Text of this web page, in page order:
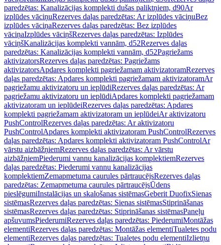
paredzētas: Kanalizācijas komplekti dušas paliktņiem, d90Ar
izplūdes vāciņuRezerves daļas paredzētas: Ar izplūdes vāciņuBez
izplūdes vāciņaRezerves daļas paredzētas: Bez izplūdes
vāciņaIzplūdes vāciņšRezerves daļas paredzētas: Izplūdes
vāciņšKanalizācijas komplekti vannām, d52Rezerves daļas
paredzētas: Kanalizācijas komplekti vannām, d52Pagriežams
aktivizatorsRezerves daļas paredzētas: Pagriežams
aktivizatorsApdares komplekti pagriežamam aktivizatoramRezerves
daļas paredzētas: Apdares komplekti pagriežamam aktivizatoramAr
pagriežamu aktivizatoru un ieplūdiRezerves daļas paredzētas: Ar
pagriežamu aktivizatoru un ieplūdiApdares komplekti pagriežamam
aktivizatoram un ieplūdeiRezerves daļas paredzētas: Apdares
komplekti pagriežamam aktivizatoram un ieplūdeiAr aktivizatoru
PushControlRezerves daļas paredzētas: Ar aktivizatoru
PushControlApdares komplekti aktivizatoram PushControlRezerves
daļas paredzētas: Apdares komplekti aktivizatoram PushControlAr
vārstu aizbāžņiemRezerves daļas paredzētas: Ar vārstu
aizbāžņiemPiederumi vannu kanalizācijas komplektiemRezerves
daļas paredzētas: Piederumi vannu kanalizācijas
komplektiemZemapmetuma caurules pārtraucējsRezerves daļas
paredzētas: Zemapmetuma caurules pārtraucējsŪdens
pieslēgumiInstalācijas un skalošanas sistēmasGeberit DuofixSienas
sistēmasRezerves daļas paredzētas: Sienas sistēmasStiprināšanas
sistēmasRezerves daļas paredzētas: Stiprināšanas sistēmasPaneļu
apšuvumsPiederumiRezerves daļas paredzētas: PiederumiMontāžas
elementiRezerves daļas paredzētas: Montāžas elementiTualetes podu
elementiRezerves daļas paredzētas: Tualetes podu elementiIzlietņu